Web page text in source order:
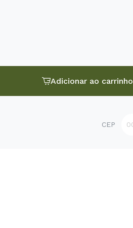
Adicionar ao carrinho
CEP